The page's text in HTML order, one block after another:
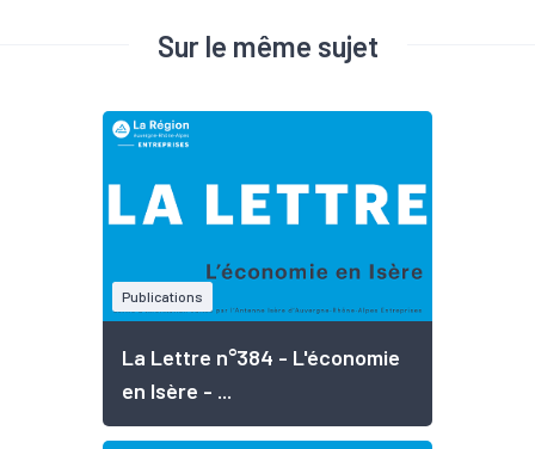
Sur le même sujet
Publications
La Lettre n°384 - L'économie
en Isère - ...